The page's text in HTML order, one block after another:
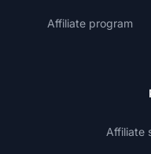
Affiliate program
Affiliate